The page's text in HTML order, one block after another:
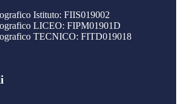
Istituto: FIIS019002
LICEO: FIPM01901D
TECNICO: FITD019018